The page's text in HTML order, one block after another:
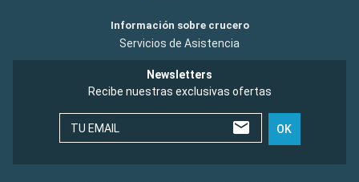
Información sobre crucero
Servicios de Asistencia
Newsletters
Recibe nuestras exclusivas ofertas
TU EMAIL OK